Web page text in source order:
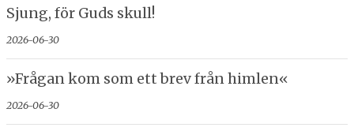
Sjung, för Guds skull!
2026-06-30
»Frågan kom som ett brev från himlen«
2026-06-30